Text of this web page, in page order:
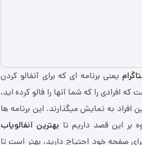
یعنی برنامه ای که برای آنفالو کردن
افرادی را که شما آنها را فالو کرده اید،
افراد به نمایش میگذارند. این برنامه ها
بر این قصد داریم تا بهترین آنفالویاب
صفحه خود احتیاج دارید، بهتر است تا